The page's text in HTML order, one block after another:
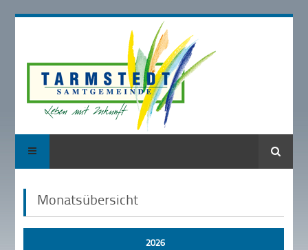
Suche
Monatsübersicht
2026